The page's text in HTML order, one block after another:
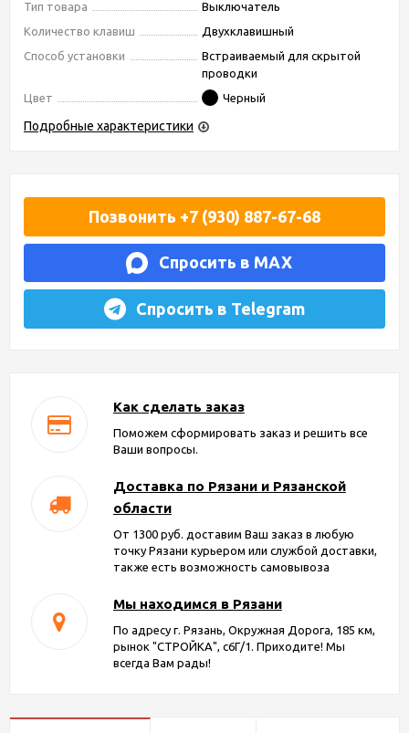
Тип товара
Выключатель
Количество клавиш
Двухклавишный
Способ установки
Встраиваемый для скрытой
проводки
Цвет
Черный
Подробные характеристики
Позвонить +7 (930) 887-67-68
Спросить в MAX
Спросить в Telegram
Как сделать заказ
Поможем сформировать заказ и решить все
Ваши вопросы.
Доставка по Рязани и Рязанской
области
От 1300 руб. доставим Ваш заказ в любую
точку Рязани курьером или службой доставки,
также есть возможность самовывоза
Мы находимся в Рязани
По адресу г. Рязань, Окружная Дорога, 185 км,
рынок "СТРОЙКА", с6Г/1. Приходите! Мы
всегда Вам рады!